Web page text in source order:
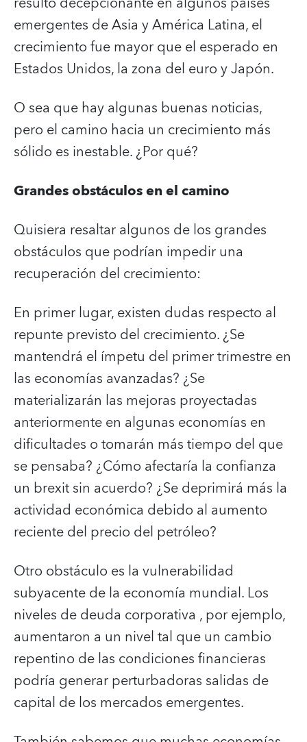
emergentes de Asia y América Latina, el
crecimiento fue mayor que el esperado en
Estados Unidos, la zona del euro y Japón.
O sea que hay algunas buenas noticias,
pero el camino hacia un crecimiento más
sólido es inestable. ¿Por qué?
Grandes obstáculos en el camino
Quisiera resaltar algunos de los grandes
obstáculos que podrían impedir una
recuperación del crecimiento:
En primer lugar, existen dudas respecto al
repunte previsto del crecimiento. ¿Se
mantendrá el ímpetu del primer trimestre en
las economías avanzadas? ¿Se
materializarán las mejoras proyectadas
anteriormente en algunas economías en
dificultades o tomarán más tiempo del que
se pensaba? ¿Cómo afectaría la confianza
un brexit sin acuerdo? ¿Se deprimirá más la
actividad económica debido al aumento
reciente del precio del petróleo?
Otro obstáculo es la vulnerabilidad
subyacente de la economía mundial. Los
niveles de deuda corporativa , por ejemplo,
aumentaron a un nivel tal que un cambio
repentino de las condiciones financieras
podría generar perturbadoras salidas de
capital de los mercados emergentes.